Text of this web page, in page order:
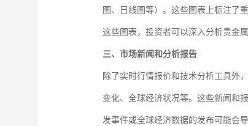
图、日线图等）。这些图表上标注了
这些图表，投资者可以深入分析贵金
三、市场新闻和分析报告
除了实时行情报价和技术分析工具外
变化、全球经济状况等。这些新闻和
发事件或全球经济数据的发布可能会